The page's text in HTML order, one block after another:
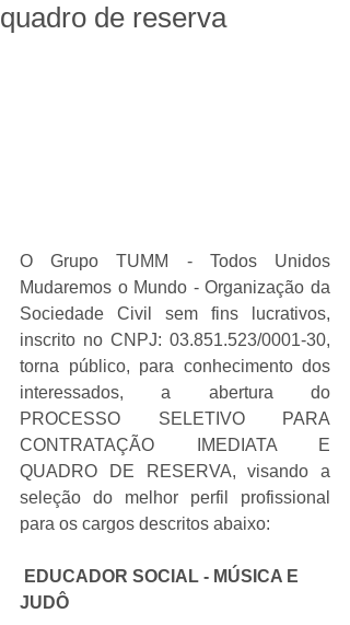
quadro de reserva
O Grupo TUMM - Todos Unidos
Mudaremos o Mundo - Organização da
Sociedade Civil sem fins lucrativos,
inscrito no CNPJ: 03.851.523/0001-30,
torna público, para conhecimento dos
interessados, a abertura do
PROCESSO SELETIVO PARA
CONTRATAÇÃO IMEDIATA E
QUADRO DE RESERVA, visando a
seleção do melhor perfil profissional
para os cargos descritos abaixo:
EDUCADOR SOCIAL - MÚSICA E
JUDÔ